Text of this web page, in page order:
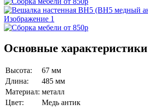
Основные характеристики
Высота:
67 мм
Длина:
485 мм
Материал: металл
Цвет:
Медь антик